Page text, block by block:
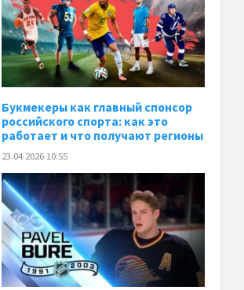
Букмекеры как главный спонсор
российского спорта: как это
работает и что получают регионы
23.04.2026 10:55